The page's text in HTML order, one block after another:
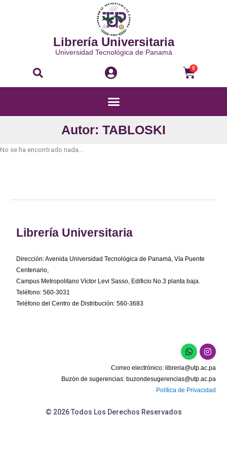
Librería Universitaria
Universidad Tecnológica de Panamá
Buscar 0
Menú
Autor: TABLOSKI
No se ha encontrado nada...
Librería Universitaria
Dirección: Avenida Universidad Tecnológica de Panamá, Vía Puente
Centenario,
Campus Metropolitano Víctor Levi Sasso, Edificio No.3 planta baja.
Teléfono: 560-3031
Teléfono del Centro de Distribución: 560-3683
W
h
a
t
s
a
p
I
n
s
t
a
g
r
Correo electrónico: libreria@utp.ac.pa
Buzón de sugerencias: buzondesugerencias@utp.ac.pa
Política de Privacidad
© 2026 Todos Los Derechos Reservados